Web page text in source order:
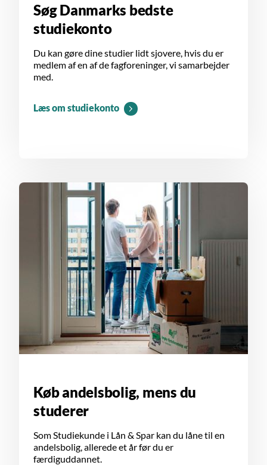
Søg Danmarks bedste
studiekonto
Du kan gøre dine studier lidt sjovere, hvis du er
medlem af en af de fagforeninger, vi samarbejder
med.
Læs om studiekonto
Køb andelsbolig, mens du
studerer
Som Studiekunde i Lån & Spar kan du låne til en
andelsbolig, allerede et år før du er
færdiguddannet.